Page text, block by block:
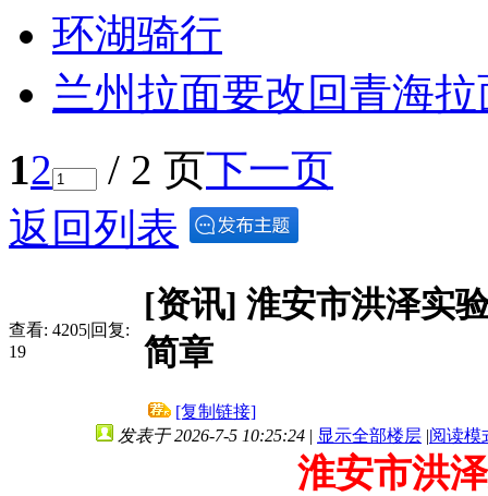
环湖骑行
兰州拉面要改回青海
12 / 2 页下一页
返回列表
查看: 4205|回复:
19
[资讯] 淮安市洪泽实
简章
[复制链接]
发表于 2026-7-5 10:25:24 | 显示全部楼层 |阅读模
淮安市洪